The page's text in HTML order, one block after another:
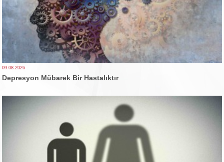
09.08.2026
Depresyon Mübarek Bir Hastalıktır